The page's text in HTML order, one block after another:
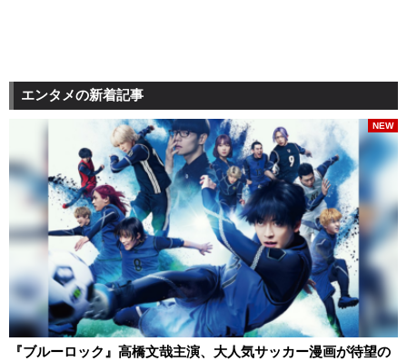
エンタメの新着記事
『ブルーロック』高橋文哉主演、大人気サッカー漫画が待望の
NEW